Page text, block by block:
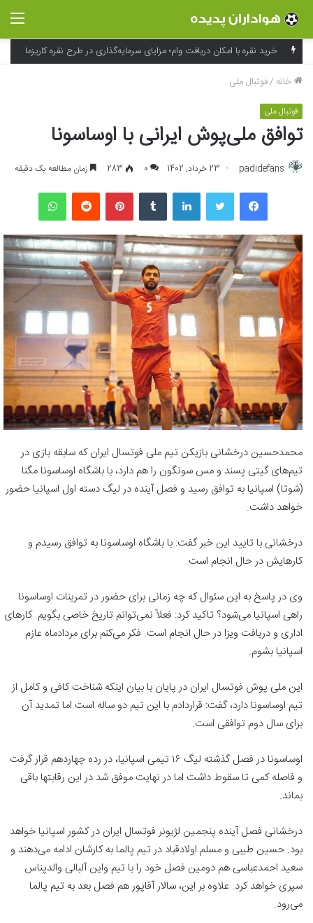
خرید نقره با امکان دریافت وام؛ مزایای سرمایه‌گذاری در طرح نقره کاریزما
خانه /فوتبال ملی
فوتبال ملی
توافق ملی‌پوش ایرانی با اوساسونا
padidefans 23 خرداد, 1402 0
283 زمان مطالعه یک دقیقه
فیسبوک لینکداین پینتریست
محمدحسین درخشانی بازیکن تیم ملی فوتسال ایران که سابقه بازی در
تیم‌های گیتی پسند و مس سونگون را هم دارد، با باشگاه اوساسونا مگنا
(شوتا) اسپانیا به توافق رسید و فصل آینده در لیگ دسته اول اسپانیا حضور
خواهد داشت.
درخشانی با تایید این خبر گفت: با باشگاه اوساسونا به توافق رسیدم و
کارهایش در حال انجام است.
وی در پاسخ به این سئوال که چه زمانی برای حضور در تمرینات اوساسونا
راهی اسپانیا می‌شود؟ تاکید کرد: فعلاً نمی‌توانم تاریخ خاصی بگویم. کارهای
اداری و دریافت ویزا در حال انجام است. فکر می‌کنم برای مردادماه عازم
اسپانیا بشوم.
این ملی پوش فوتسال ایران در پایان با بیان اینکه شناخت کافی و کامل از
تیم اوساسونا دارد، گفت: قراردادم با این تیم دو ساله است اما تمدید آن
برای سال دوم توافقی است.
اوساسونا در فصل گذشته لیگ ۱۶ تیمی اسپانیا، در رده چهاردهم قرار گرفت
و فاصله کمی تا سقوط داشت اما در نهایت موفق شد در این رقابتها باقی
بماند.
درخشانی فصل آینده پنجمین لژیونر فوتسال ایران در کشور اسپانیا خواهد
بود. حسین طیبی و مسلم اولادقباد در تیم پالما به کارشان ادامه می‌دهند و
سعید احمدعباسی هم دومین فصل خود را با تیم واین آلبالی والدپناس
سپری خواهد کرد. علاوه بر این، سالار آقاپور هم فصل بعد به تیم پالما
می‌رود.